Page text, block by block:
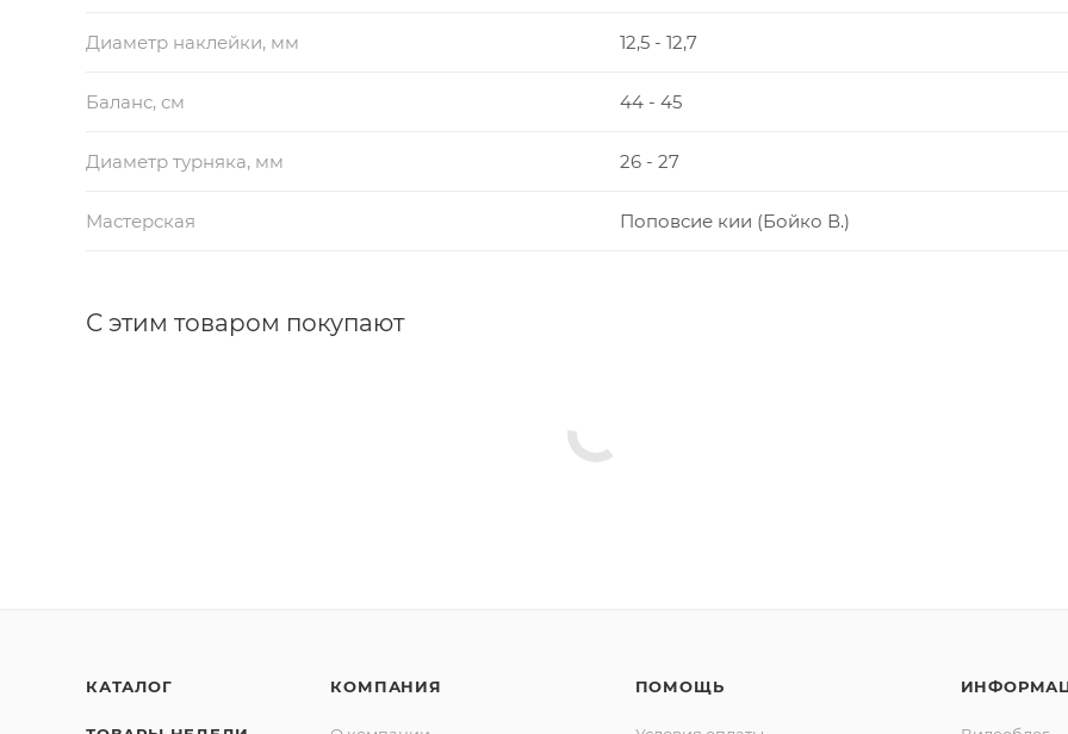
Диаметр наклейки, мм 12,5 - 12,7
Баланс, см 44 - 45
Диаметр турняка, мм 26 - 27
Мастерская Поповсие кии (Бойко В.)
С этим товаром покупают
КАТАЛОГ КОМПАНИЯ ПОМОЩЬ